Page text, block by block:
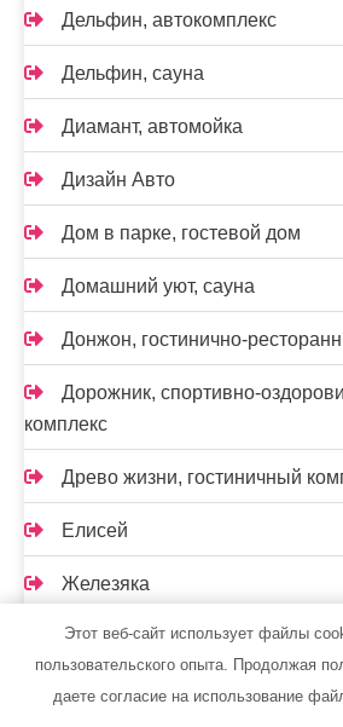
Дельфин, автокомплекс
Дельфин, сауна
Диамант, автомойка
Дизайн Авто
Дом в парке, гостевой дом
Домашний уют, сауна
Донжон, гостинично-
Дорожник, спортивно-
комплекс
Древо жизни, гостиничный
Елисей
Железяка
Жемчужина Востока, сауна
Жемчужина, гостиничный
Этот веб-сайт использует файлы
пользовательского опыта. Продолжая
даете согласие на использование